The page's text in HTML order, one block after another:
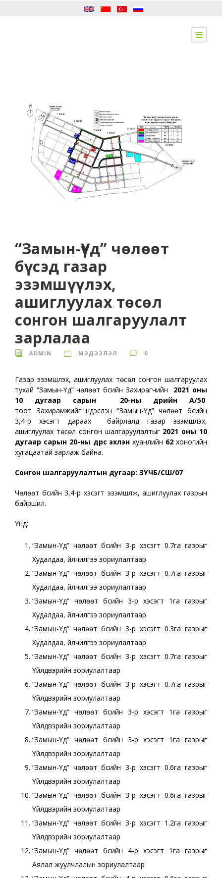
“Замын-Үүд” чөлөөт
бүсэд газар
эзэмшүүлэх,
ашиглуулах төсөл
сонгон шалгаруулалт
зарлалаа
ADMIN МЭДЭЭЛЭЛ 0
Газар эзэмшүүлэх, ашиглуулах төсөл сонгон шалгаруулах
тухай “Замын-Үүд” чөлөөт бүсийн Захирагчийн 2021 оны
10 дугаар сарын 20-ны өдрийн А/50
тоот Захирамжийг үндэслэн “Замын-Үүд” чөлөөт бүсийн
3,4-р хэсэгт дараах байрлалд газар эзэмшүүлэх,
ашиглуулах төсөл сонгон шалгаруулалтыг 2021 оны 10
дугаар сарын 20-ны өдрөөс эхлэнхуанлийн 62хоногийн
хугацаатай зарлаж байна.
Сонгон шалгаруулалтын дугаар: ЗҮЧБ/СШ/07
Чөлөөт бүсийн 3,4-р хэсэгт эзэмшүүлж, ашиглуулах газрын
байршил.
Үүнд:
“Замын-Үүд” чөлөөт бүсийн 3-р хэсэгт 0.7га газрыг
Худалдаа, үйлчилгээ зориулалтаар
“Замын-Үүд” чөлөөт бүсийн 3-р хэсэгт 0.7га газрыг
Худалдаа, үйлчилгээ зориулалтаар
“Замын-Үүд” чөлөөт бүсийн 3-р хэсэгт 1га газрыг
Худалдаа, үйлчилгээ зориулалтаар
“Замын-Үүд” чөлөөт бүсийн 3-р хэсэгт 0.3га газрыг
Худалдаа, үйлчилгээ зориулалтаар
“Замын-Үүд” чөлөөт бүсийн 3-р хэсэгт 0.7га газрыг
Үйлдвэрийн зориулалтаар
“Замын-Үүд” чөлөөт бүсийн 3-р хэсэгт 0.7га газрыг
Үйлдвэрийн зориулалтаар
“Замын-Үүд” чөлөөт бүсийн 3-р хэсэгт 1га газрыг
Үйлдвэрийн зориулалтаар
“Замын-Үүд” чөлөөт бүсийн 3-р хэсэгт 1га газрыг
Үйлдвэрийн зориулалтаар
“Замын-Үүд” чөлөөт бүсийн 3-р хэсэгт 0.6га газрыг
Үйлдвэрийн зориулалтаар
“Замын-Үүд” чөлөөт бүсийн 3-р хэсэгт 0.6га газрыг
Үйлдвэрийн зориулалтаар
“Замын-Үүд” чөлөөт бүсийн 3-р хэсэгт 1.2га газрыг
Үйлдвэрийн зориулалтаар
“Замын-Үүд” чөлөөт бүсийн 4-р хэсэгт 1га газрыг
Аялал жуулчлалын зориулалтаар